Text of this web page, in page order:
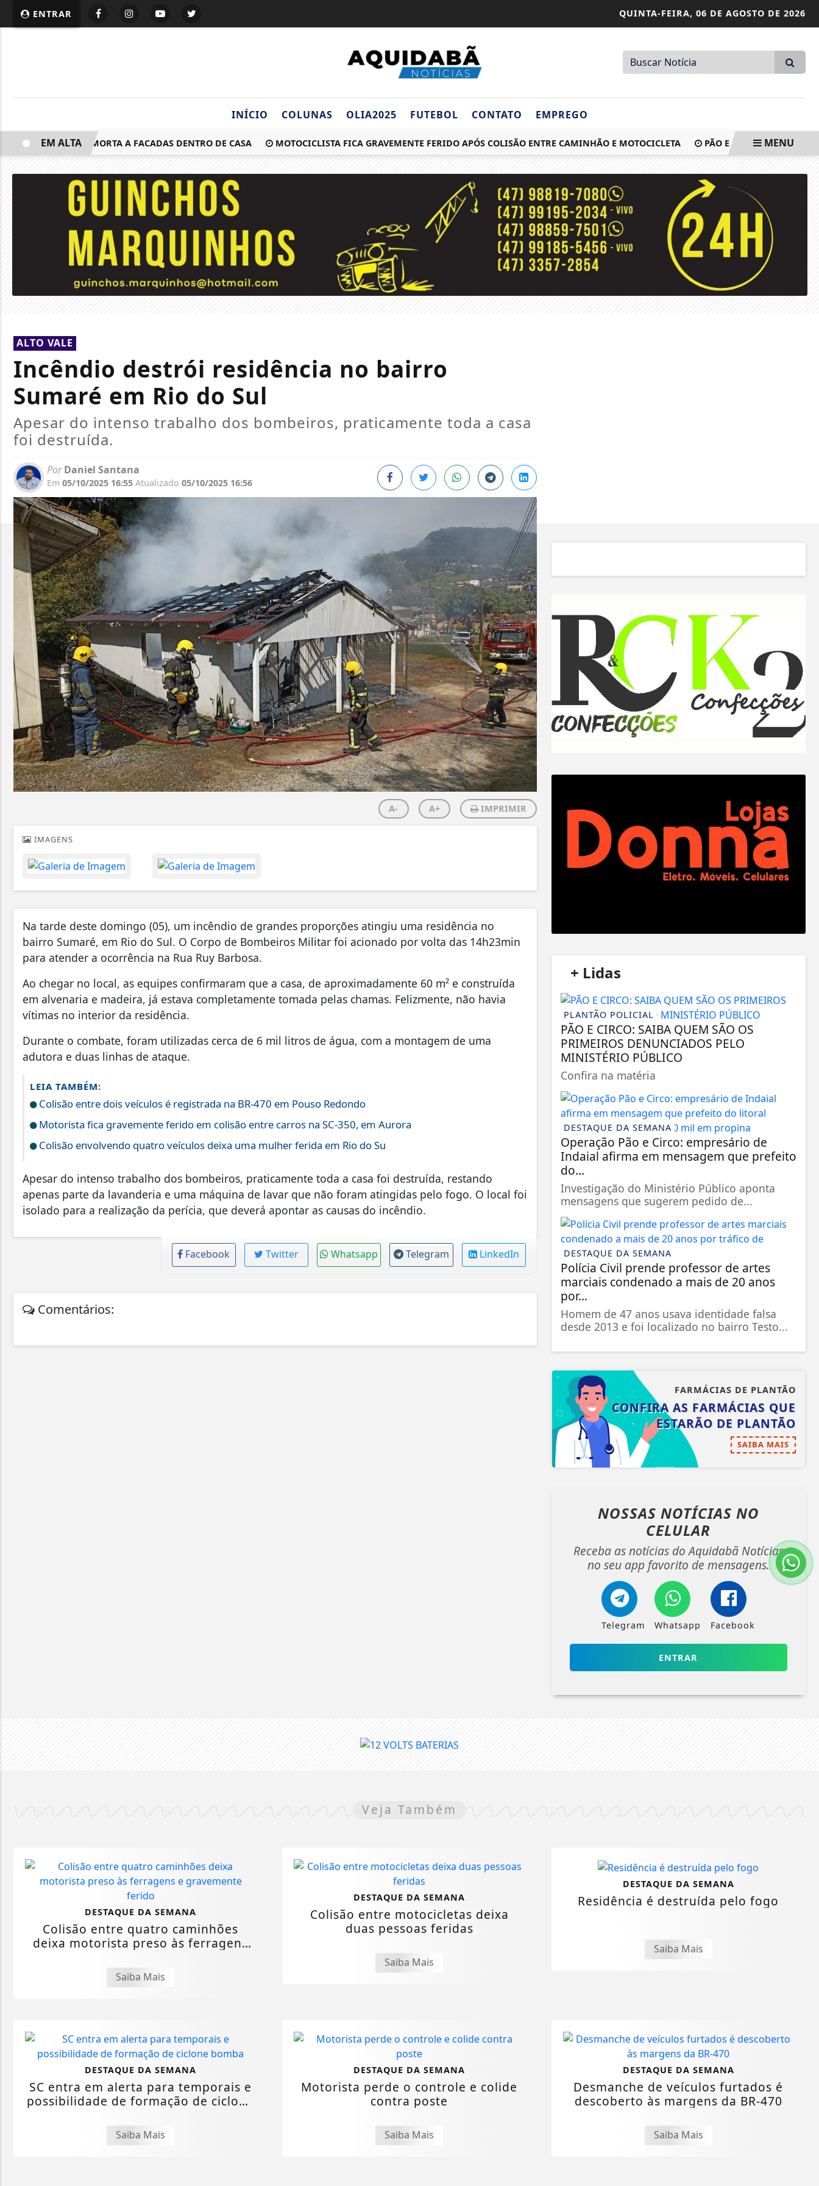
ENTRAR QUINTA-FEIRA, 06 DE AGOSTO DE 2026
INÍCIO COLUNAS OLIA2025 FUTEBOL CONTATO EMPREGO
MULHER É MORTA A FACADAS DENTRO DE CASA MOTOCICLISTA FICA GRAVEMENTE FERIDO APÓS COLISÃO ENTRE CAMINHÃO E MOTOCICLETA PÃO E CIRCO: SAIBA QUEM
EM ALTA MENU
ALTO VALE
Incêndio destrói residência no bairro
Sumaré em Rio do Sul
Apesar do intenso trabalho dos bombeiros, praticamente toda a casa
foi destruída.
PorDaniel Santana
Em 05/10/2025 16:55 Atualizado 05/10/2025 16:56
A- A+ IMPRIMIR
IMAGENS
Na tarde deste domingo (05), um incêndio de grandes proporções atingiu uma residência no
bairro Sumaré, em Rio do Sul. O Corpo de Bombeiros Militar foi acionado por volta das 14h23min
para atender a ocorrência na Rua Ruy Barbosa.
Ao chegar no local, as equipes confirmaram que a casa, de aproximadamente 60 m² e construída
em alvenaria e madeira, já estava completamente tomada pelas chamas. Felizmente, não havia
vítimas no interior da residência.
Durante o combate, foram utilizadas cerca de 6 mil litros de água, com a montagem de uma
adutora e duas linhas de ataque.
LEIA TAMBÉM:
Colisão entre dois veículos é registrada na BR-470 em Pouso Redondo
Motorista fica gravemente ferido em colisão entre carros na SC-350, em Aurora
Colisão envolvendo quatro veículos deixa uma mulher ferida em Rio do Su
Apesar do intenso trabalho dos bombeiros, praticamente toda a casa foi destruída, restando
apenas parte da lavanderia e uma máquina de lavar que não foram atingidas pelo fogo. O local foi
isolado para a realização da perícia, que deverá apontar as causas do incêndio.
Facebook Twitter Whatsapp Telegram LinkedIn
Comentários:
+ Lidas
PLANTÃO POLICIAL
PÃO E CIRCO: SAIBA QUEM SÃO OS
PRIMEIROS DENUNCIADOS PELO
MINISTÉRIO PÚBLICO
Confira na matéria
DESTAQUE DA SEMANA
Operação Pão e Circo: empresário de
Indaial afirma em mensagem que prefeito
do...
Investigação do Ministério Público aponta
mensagens que sugerem pedido de...
DESTAQUE DA SEMANA
Polícia Civil prende professor de artes
marciais condenado a mais de 20 anos
por...
Homem de 47 anos usava identidade falsa
desde 2013 e foi localizado no bairro Testo...
FARMÁCIAS DE PLANTÃO
CONFIRA AS FARMÁCIAS QUE
ESTARÃO DE PLANTÃO
SAIBA MAIS
NOSSAS NOTÍCIAS NO
CELULAR
Receba as notícias do Aquidabã Notícias
no seu app favorito de mensagens.
Telegram Whatsapp Facebook
ENTRAR
Veja Também
DESTAQUE DA SEMANA
Colisão entre quatro caminhões
deixa motorista preso às ferragens
Saiba Mais
DESTAQUE DA SEMANA
Colisão entre motocicletas deixa
duas pessoas feridas
Saiba Mais
DESTAQUE DA SEMANA
Residência é destruída pelo fogo
Saiba Mais
DESTAQUE DA SEMANA
SC entra em alerta para temporais e
possibilidade de formação de ciclone
Saiba Mais
DESTAQUE DA SEMANA
Motorista perde o controle e colide
contra poste
Saiba Mais
DESTAQUE DA SEMANA
Desmanche de veículos furtados é
descoberto às margens da BR-470
Saiba Mais